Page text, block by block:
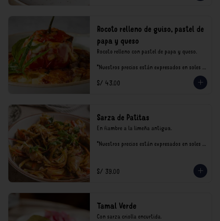
Rocoto relleno de guiso, pastel de
papa y queso
Rocoto relleno con pastel de papa y queso.
*Nuestros precios están expresados en soles e
consumo.
S/ 43.00
Sarza de Patitas
En fiambre a la limeña antigua.
*Nuestros precios están expresados en soles e
S/ 39.00
Tamal Verde
Con sarza criolla encurtida.